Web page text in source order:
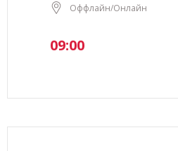
Оффлайн/Онлайн
09:00